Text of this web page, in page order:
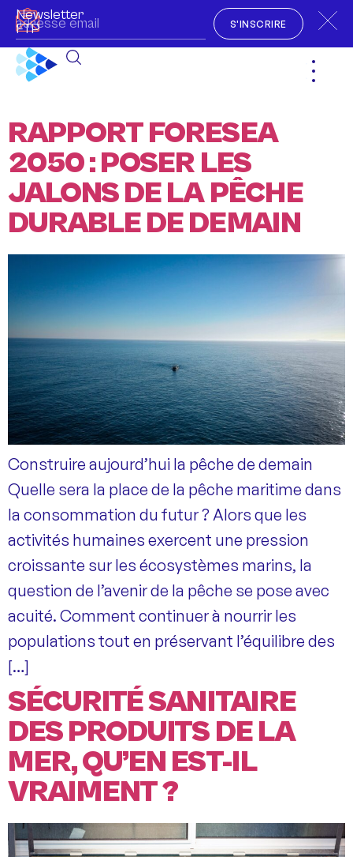
Newsletter
FTP
S'INSCRIRE
RAPPORT FORESEA
2050 : POSER LES
JALONS DE LA PÊCHE
DURABLE DE DEMAIN
Construire aujourd’hui la pêche de demain
Quelle sera la place de la pêche maritime dans
la consommation du futur ? Alors que les
activités humaines exercent une pression
croissante sur les écosystèmes marins, la
question de l’avenir de la pêche se pose avec
acuité. Comment continuer à nourrir les
populations tout en préservant l’équilibre des
[…]
SÉCURITÉ SANITAIRE
DES PRODUITS DE LA
MER, QU’EN EST-IL
VRAIMENT ?